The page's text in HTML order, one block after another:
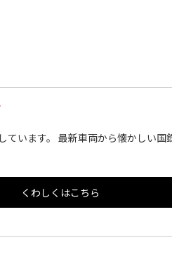
ています。 最新車両から懐かしい
くわしくはこちら